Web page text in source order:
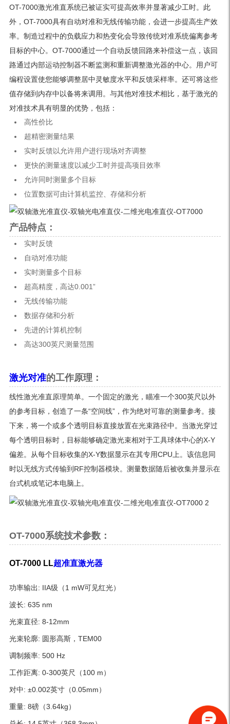
OT-7000激光准直系统已被证实可提高效率并显著减少工时。此
外，OT-7000具有自动对准和无线传输功能，会进一步提高生产效
率。制造过程中的负载应力和热变化会导致传统对准系统偏离参考
目标的中心。OT-7000通过一个自动反馈回路来补偿这一点，该回
路通过内部运动控制器不断监测和重新调整激光器的中心。用户可
编程设置使您能够调整居中灵敏度水平和反馈采样率。还可将这些
值存储到内存中以备将来调用。与其他对准技术相比，基于激光的
对准技术具有明显的优势，包括：
高性价比
超精密测量结果
实时反馈以允许用户进行现场对齐调整
更快的测量速度以减少工时并提高项目效率
允许同时测量多个目标
位置数据可由计算机监控、存储和分析
产品特点：
实时反馈
自动对准功能
实时测量多个目标
超高精度，高达0.001”
无线传输功能
数据存储和分析
先进的计算机控制
高达300英尺测量范围
激光对准的工作原理：
线性激光准直原理简单。一个固定的激光，瞄准一个300英尺以外
的参考目标，创造了一条“空间线”，作为绝对可靠的测量参考。接
下来，将一个或多个透明目标直接放置在光束路径中。当激光穿过
每个透明目标时，目标能够确定激光束相对于工具球体中心的X-Y
偏差。从每个目标收集的X-Y数据显示在其专用CPU上。该信息同
时以无线方式传输到RF控制器模块。测量数据随后被收集并显示在
台式机或笔记本电脑上。
OT-7000系统技术参数：
OT-7000 LL超准直激光器
功率输出: IIA级（1 mW可见红光）
波长: 635 nm
光束直径: 8-12mm
光束轮廓: 圆形高斯，TEM00
调制频率: 500 Hz
工作距离: 0-300英尺（100 m）
对中: ±0.002英寸（0.05mm）
重量: 8磅（3.64kg）